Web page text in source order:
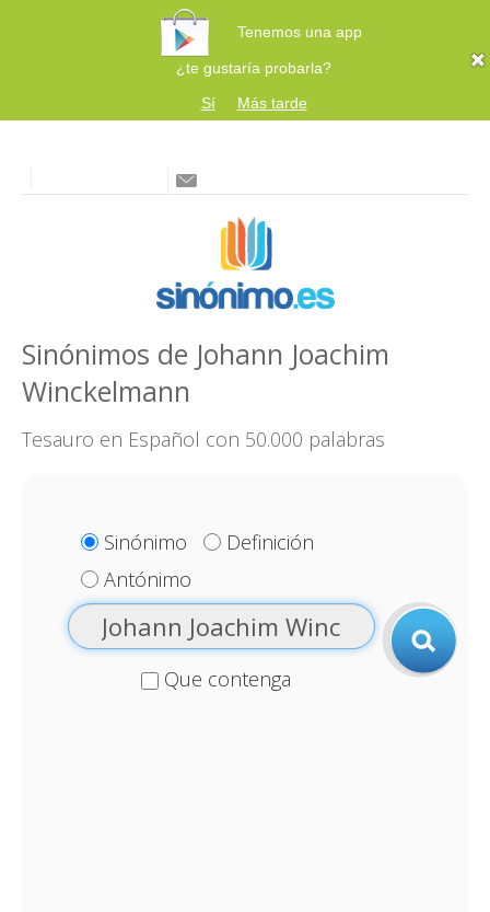
Tenemos una app
¿te gustaría probarla?
Sí
Más tarde
Sinónimos de Johann Joachim
Winckelmann
Tesauro en Español con 50.000 palabras
Sinónimo
Definición
Antónimo
Que contenga